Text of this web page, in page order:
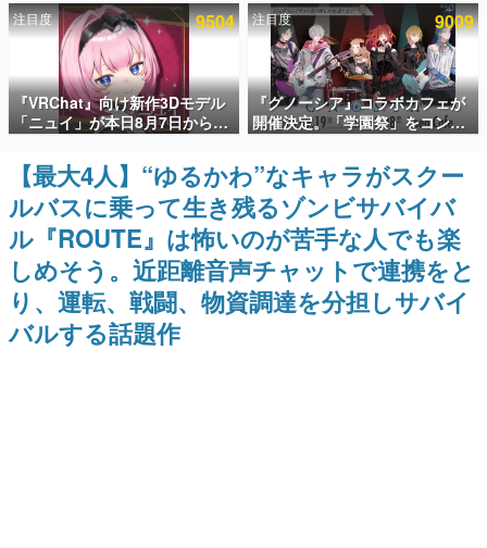
連載・特集一覧
殿堂入り記事
SNS拡散数が数千以上！ ページビュー数万以上！ などな
ど。多くの人々に読まれた、電ファミ渾身の“殿堂入り”記
事をまとめました。
ゲームの企画書
名作ゲームクリエイターの方々に製作時のエピソードをお
聞きし、ヒットする企画（ゲーム）とは何か？を探ってい
きます。
赫本
この物語を解いてはいけない。『赫本』は、〈試験問題〉
の形をした短編ホラー小説集です。
新世代に訊く
ガレーベル「ビビビコミック」
にて特別話が掲載スタート、あ
のお話には…まだ続きがある！
薬物の使用と思しき描写も含め
て、BPOが議論を交わす
注目度 9504
『VRChat』向け新作3Dモデル
「ニュイ」が本日8月7日から
BOOTHにて発売。瞳に光る星
や感情豊かな表情が、小悪魔か
わいい
注目度 9009
『グノーシア』コラボカフェが
開催決定。「学園祭」をコンセ
プトに、模擬店やセツやSQ、ラ
キオたちが学祭バンドを楽しむ
様子を切り取った新グッズが展
開
【最大4人】“ゆるかわ”なキャラがスクー
ルバスに乗って生き残るゾンビサバイバ
ル『ROUTE』は怖いのが苦手な人でも楽
しめそう。近距離音声チャットで連携をと
り、運転、戦闘、物資調達を分担しサバイ
バルする話題作